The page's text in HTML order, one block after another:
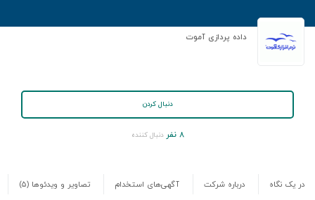
داده پردازی آموت
دنبال کردن
۸ نفر دنبال کننده
در یک نگاه درباره شرکت آگهی‌های استخدام تصاویر و ویدئوها (۵)